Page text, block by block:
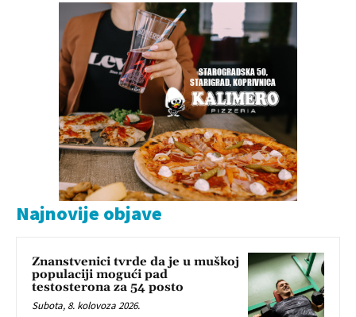
Najnovije objave
Znanstvenici tvrde da je u muškoj
populaciji mogući pad
testosterona za 54 posto
Subota, 8. kolovoza 2026.